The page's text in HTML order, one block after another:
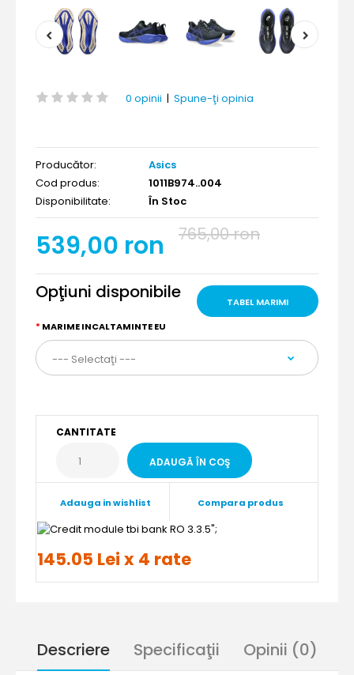
0 opinii | Spune-ţi opinia
Producător:
Asics
Cod produs:
1011B974..004
Disponibilitate:
În Stoc
539,00 ron 765,00 ron
TABEL MARIMI
Opţiuni disponibile
MARIME INCALTAMINTE EU
CANTITATE
Adauga in wishlist Compara produs
";
145.05 Lei x 4 rate
Descriere Specificaţii Opinii (0)